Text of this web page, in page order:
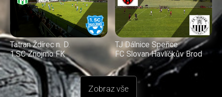
Tatran Ždírec n. D.
1.SC Znojmo FK
TJ Dálnice Speřice
FC Slovan Havlíčkův Brod
Zobraz vše